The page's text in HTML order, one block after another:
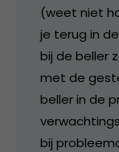
(weet niet
je terug in
bij de beller
met de
beller in de
bij